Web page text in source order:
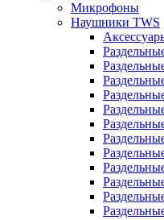
Микрофоны
Наушники TWS